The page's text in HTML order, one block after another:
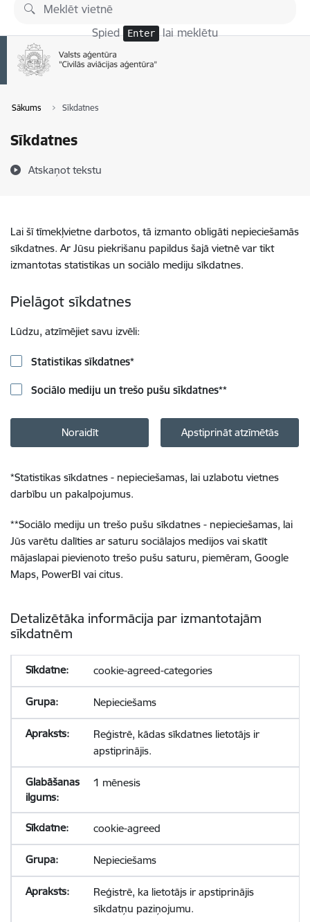
Pāriet uz lapas saturu
Spied Enter lai meklētu
Sākums Sīkdatnes
Sīkdatnes
Atskaņot tekstu
Lai šī tīmekļvietne darbotos, tā izmanto obligāti nepieciešamās
sīkdatnes. Ar Jūsu piekrišanu papildus šajā vietnē var tikt
izmantotas statistikas un sociālo mediju sīkdatnes.
Pielāgot sīkdatnes
Lūdzu, atzīmējiet savu izvēli:
Statistikas sīkdatnes*
Sociālo mediju un trešo pušu sīkdatnes**
Noraidīt Apstiprināt atzīmētās
*Statistikas sīkdatnes - nepieciešamas, lai uzlabotu vietnes
darbību un pakalpojumus.
**Sociālo mediju un trešo pušu sīkdatnes - nepieciešamas, lai
Jūs varētu dalīties ar saturu sociālajos medijos vai skatīt
mājaslapai pievienoto trešo pušu saturu, piemēram, Google
Maps, PowerBI vai citus.
Detalizētāka informācija par izmantotajām
sīkdatnēm
cookie-agreed-categories
Nepieciešams
Reģistrē, kādas sīkdatnes lietotājs ir
apstiprinājis.
1 mēnesis
cookie-agreed
Nepieciešams
Reģistrē, ka lietotājs ir apstiprinājis
sīkdatņu paziņojumu.